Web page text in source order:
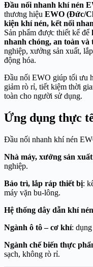
Đầu nối nhanh khí nén
thương hiệu EWO (Đức/
kiện khí nén, kết nối
Sản phẩm được thiết kế để
nhanh chóng, an toàn và
nghiệp, xưởng sản xuất,
động hóa.
Đầu nối EWO giúp tối ưu
giảm rò rỉ, tiết kiệm thời
toàn cho người sử dụng.
Ứng dụng thực
Đầu nối nhanh khí nén
Nhà máy, xưởng sản xuất
nghiệp.
Bảo trì, lắp ráp thiết bị:
máy vặn bu-lông.
Hệ thống dây dẫn khí nén
Ngành ô tô – cơ khí:
Ngành chế biến thực
sạch, không rò rỉ.